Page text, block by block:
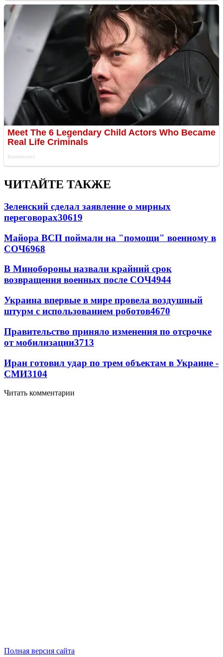
ЧИТАЙТЕ ТАКЖЕ
Зеленский сделал заявление о мирных
переговорах30619
Майора ВСП поймали на "помощи" военному в
СОЧ6968
В Минобороны назвали крайний срок
возвращения военных после СОЧ4944
Украина впервые в мире провела воздушный
штурм с использованием роботов4670
Правительство приняло изменения по отсрочке
от мобилизации3713
Иран готовил удар по трем объектам в Украине -
СМИ3104
Читать комментарии
Полная версия сайта